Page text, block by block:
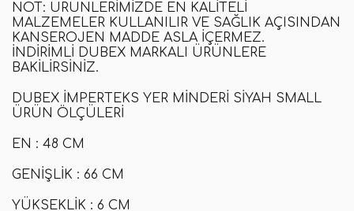
NOT: ÜRÜNLERIMIZDE EN KALITELI
MALZEMELER KULLANILIR VE SAĞLIK AÇISINDAN
KANSEROJEN MADDE ASLA IÇERMEZ.
İNDIRIMLI DUBEX MARKALI ÜRÜNLERE
BAKILIRSINIZ.
DUBEX İMPERTEKS YER MINDERI SIYAH SMALL
ÜRÜN ÖLÇÜLERI
EN : 48 CM
GENIŞLIK : 66 CM
YÜKSEKLIK : 6 CM